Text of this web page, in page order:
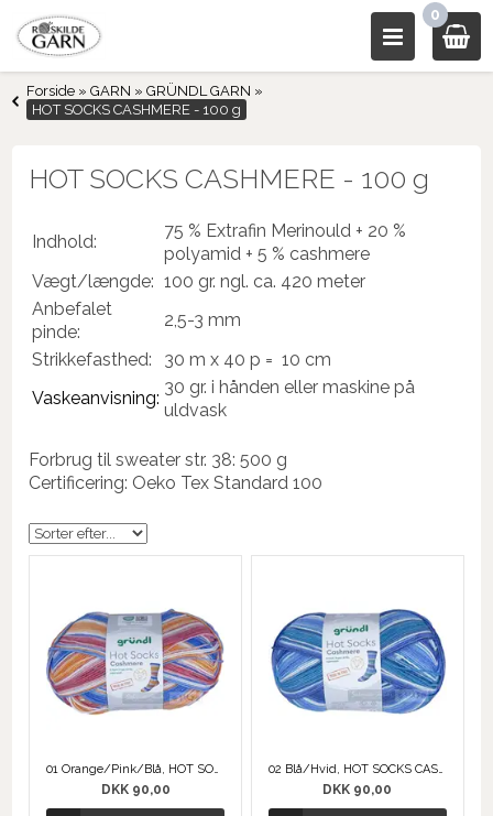
0
Forside »GARN »GRÜNDL GARN »
HOT SOCKS CASHMERE - 100 g
HOT SOCKS CASHMERE - 100 g
Indhold:
75 % Extrafin Merinould + 20 %
polyamid + 5 % cashmere
​Vægt/længde: 100 gr. ngl. ca. 420 meter
Anbefalet
pinde:
2,5-3 mm
Strikkefasthed:
30 m x 40 p = 10 cm
Vaskeanvisning:
30 gr. i hånden eller maskine på
uldvask
Forbrug til sweater str. 38: 500 g
Certificering: Oeko Tex Standard 100
01 Orange/Pink/Blå, HOT SOCKS CASHMERE
DKK 90,00
02 Blå/Hvid, HOT SOCKS CASHMERE
DKK 90,00